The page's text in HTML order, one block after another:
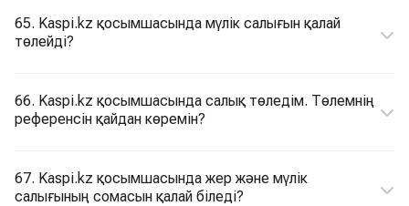
65. Kaspi.kz қосымшасында мүлік салығын қалай
төлейді?
66. Kaspi.kz қосымшасында салық төледім. Төлемнің
референсін қайдан көремін?
67. Kaspi.kz қосымшасында жер және мүлік
салығының сомасын қалай біледі?